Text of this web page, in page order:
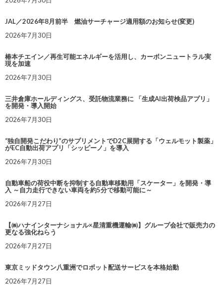
JAL／2026年8月前半 燃油サーチャージ適用額のお知らせ(変更)
2026年7月30日
椿本チエイン／再生可能エネルギーを活用し、カーボンニュートラル実
現を加速
2026年7月30日
三井倉庫ホールディングス、受託物流業務に 「生成AI出荷検品アプリ」
を開発・導入開始
2026年7月30日
“独自開発こだわり”のサプリメントでD2C展開する「ウェルモット製薬」
がEC自動出荷アプリ「シッピーノ」を導入
2026年7月30日
自動車船の荷役中断を抑制する自動車移動用「スケーター」を開発・導
入 ～自力走行できない車両を約5分で移動可能に～
2026年7月27日
【㈱ハナインターナショナル×星清重機運輸㈱】グループ会社で販売力の
更なる強化ねらう
2026年7月27日
東京ミッドタウン八重洲でロボット配送サービスを本格始動
2026年7月27日